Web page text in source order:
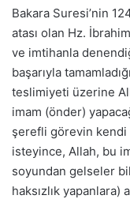
Bakara Suresi’nin
atası olan Hz.
ve imtihanla
başarıyla
teslimiyeti üzerine
imam (önder)
şerefli görevin
isteyince, Allah, bu
soyundan gelseler
haksızlık